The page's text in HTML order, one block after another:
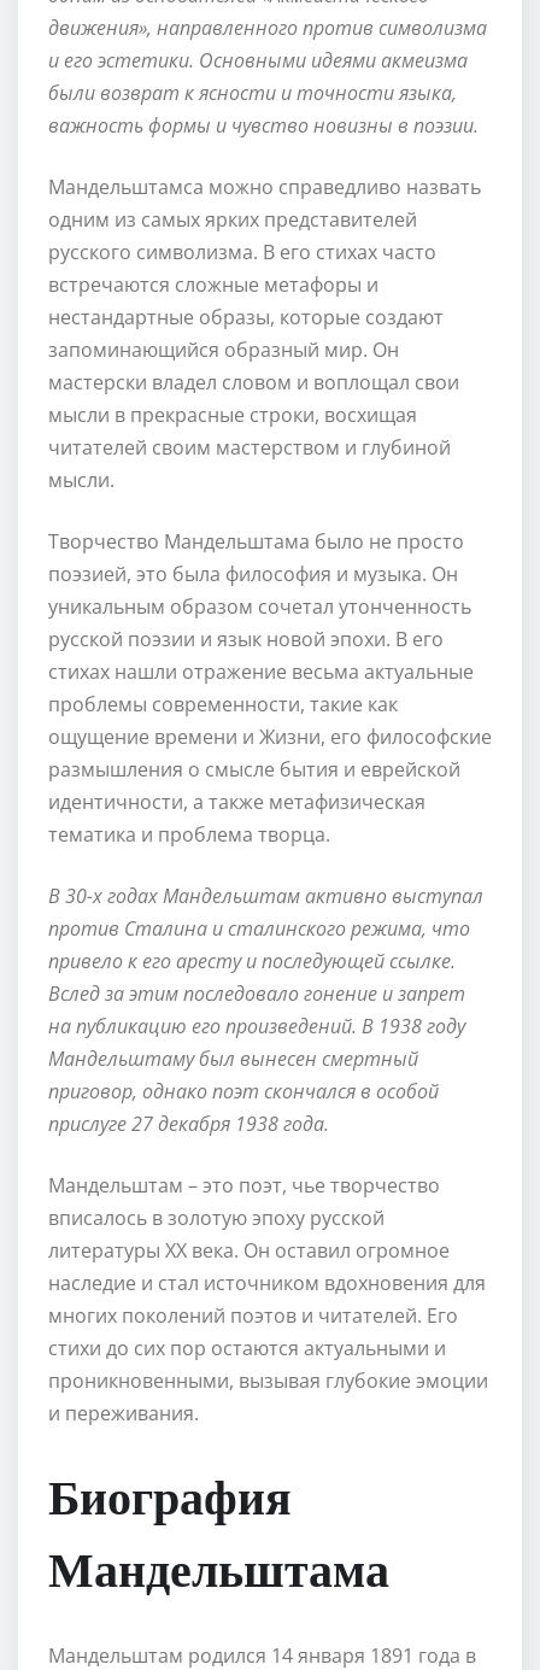
движения», направленного против символизма
и его эстетики. Основными идеями акмеизма
были возврат к ясности и точности языка,
важность формы и чувство новизны в поэзии.
Мандельштамса можно справедливо назвать
одним из самых ярких представителей
русского символизма. В его стихах часто
встречаются сложные метафоры и
нестандартные образы, которые создают
запоминающийся образный мир. Он
мастерски владел словом и воплощал свои
мысли в прекрасные строки, восхищая
читателей своим мастерством и глубиной
мысли.
Творчество Мандельштама было не просто
поэзией, это была философия и музыка. Он
уникальным образом сочетал утонченность
русской поэзии и язык новой эпохи. В его
стихах нашли отражение весьма актуальные
проблемы современности, такие как
ощущение времени и Жизни, его философские
размышления о смысле бытия и еврейской
идентичности, а также метафизическая
тематика и проблема творца.
В 30-х годах Мандельштам активно выступал
против Сталина и сталинского режима, что
привело к его аресту и последующей ссылке.
Вслед за этим последовало гонение и запрет
на публикацию его произведений. В 1938 году
Мандельштаму был вынесен смертный
приговор, однако поэт скончался в особой
прислуге 27 декабря 1938 года.
Мандельштам – это поэт, чье творчество
вписалось в золотую эпоху русской
литературы ХХ века. Он оставил огромное
наследие и стал источником вдохновения для
многих поколений поэтов и читателей. Его
стихи до сих пор остаются актуальными и
проникновенными, вызывая глубокие эмоции
и переживания.
Биография
Мандельштама
Мандельштам родился 14 января 1891 года в